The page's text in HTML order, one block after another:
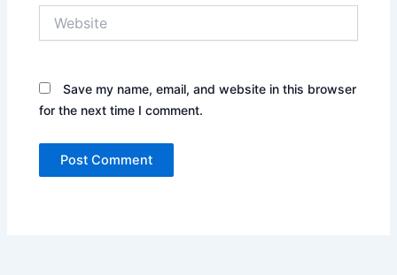
Save my name, email, and website in this browser
for the next time I comment.